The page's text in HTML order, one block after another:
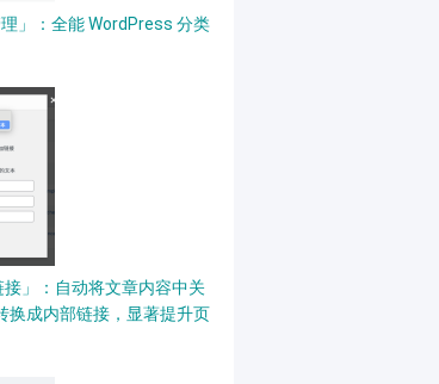
」：全能 WordPress 分类
接」：自动将文章内容中关
换成内部链接，显著提升页